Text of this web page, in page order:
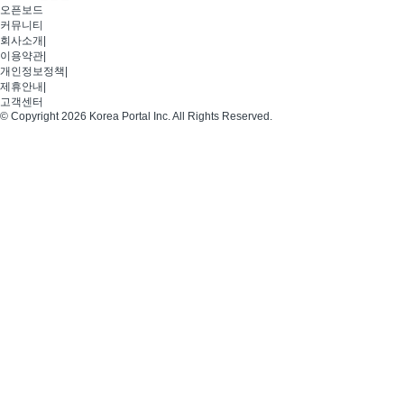
오픈보드
커뮤니티
회사소개
이용약관
개인정보정책
제휴안내
고객센터
© Copyright 2026 Korea Portal Inc. All Rights Reserved.